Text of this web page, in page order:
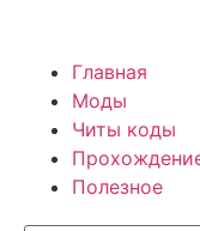
Главная
Моды
Читы коды
Полезное